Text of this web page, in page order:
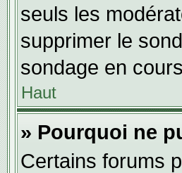
seuls les
supprimer le
sondage en
Haut
» Pourquoi ne
Certains forums